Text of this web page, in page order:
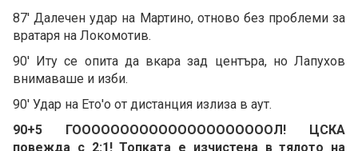
87' Далечен удар на Мартино, отново без проблеми за
вратаря на Локомотив.
90' Иту се опита да вкара зад центъра, но Лапухов
внимаваше и изби.
90' Удар на Ето'о от дистанция излиза в аут.
90+5 ГОООООООООООООООООООООЛ! ЦСКА
повежда с 2:1! Топката е изчистена в тялото на